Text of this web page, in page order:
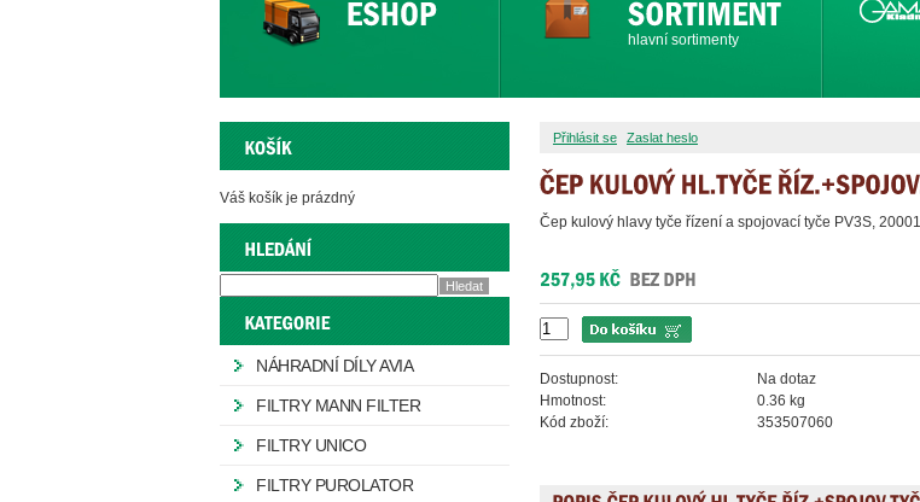
hlavní sortimenty
Přihlásit se Zaslat heslo
Čep kulový hlavy tyče řízení a spojovací tyče PV3S,
Dostupnost:
Na dotaz
Hmotnost:
0.36 kg
Kód zboží:
353507060
Váš košík je prázdný
NÁHRADNÍ DÍLY AVIA
FILTRY MANN FILTER
FILTRY UNICO
FILTRY PUROLATOR